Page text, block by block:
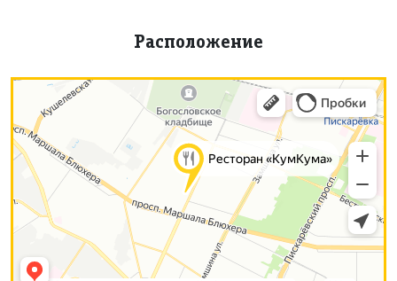
Расположение